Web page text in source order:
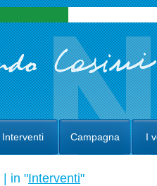
Interventi Campagna I
| in "Interventi"